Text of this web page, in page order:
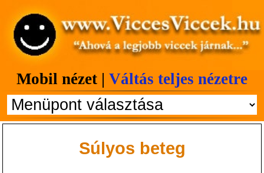
Mobil nézet | Váltás teljes nézetre
Súlyos beteg